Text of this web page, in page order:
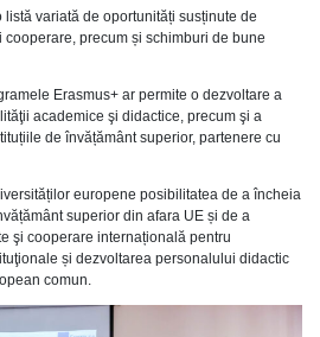
listă variată de oportunități susținute de
precum și schimburi de bune
Erasmus+ ar permite o dezvoltare a
academice şi didactice, precum şi a
de învățământ superior, partenere cu
europene posibilitatea de a încheia
superior din afara UE și de a
şi cooperare internațională pentru
și dezvoltarea personalului didactic
comun.